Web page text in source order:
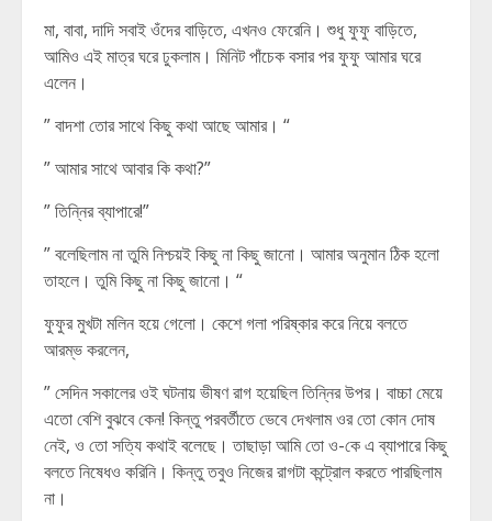
মা, বাবা, দাদি সবাই ওঁদের বাড়িতে, এখনও ফেরেনি। শুধু ফুফু বাড়িতে,
আমিও এই মাত্র ঘরে ঢুকলাম। মিনিট পাঁচেক বসার পর ফুফু আমার ঘরে
এলেন।
” বাদশা তোর সাথে কিছু কথা আছে আমার। “
” আমার সাথে আবার কি কথা?”
” তিন্নির ব্যাপারে!”
” বলেছিলাম না তুমি নিশ্চয়ই কিছু না কিছু জানো। আমার অনুমান ঠিক হলো
তাহলে। তুমি কিছু না কিছু জানো। “
ফুফুর মুখটা মলিন হয়ে গেলো। কেশে গলা পরিষ্কার করে নিয়ে বলতে
আরম্ভ করলেন,
” সেদিন সকালের ওই ঘটনায় ভীষণ রাগ হয়েছিল তিন্নির উপর। বাচ্চা মেয়ে
এতো বেশি বুঝবে কেন! কিন্তু পরবর্তীতে ভেবে দেখলাম ওর তো কোন দোষ
নেই, ও তো সত্যি কথাই বলেছে। তাছাড়া আমি তো ও-কে এ ব্যাপারে কিছু
বলতে নিষেধও করিনি। কিন্তু তবুও নিজের রাগটা কন্ট্রোল করতে পারছিলাম
না।